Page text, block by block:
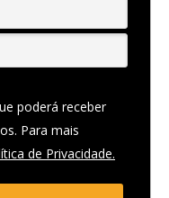
poderá receber
Para mais
de Privacidade.